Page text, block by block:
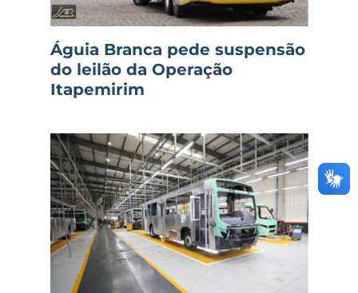
Águia Branca pede suspensão
do leilão da Operação
Itapemirim